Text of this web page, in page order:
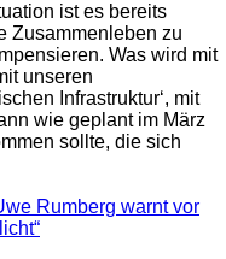
ist es bereits
Zusammenleben zu
Was wird mit
unseren
Infrastruktur‘, mit
wie geplant im März
sollte, die sich
Rumberg warnt vor
“